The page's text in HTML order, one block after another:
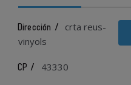
Dirección /
crta reus-
vinyols
CP / 43330